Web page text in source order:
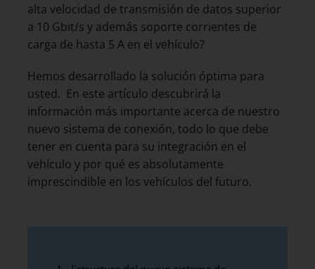
alta velocidad de transmisión de datos superior
a 10 Gbit/s y además soporte corrientes de
carga de hasta 5 A en el vehículo?
Hemos desarrollado la solución óptima para
usted. En este artículo descubrirá la
información más importante acerca de nuestro
nuevo sistema de conexión, todo lo que debe
tener en cuenta para su integración en el
vehículo y por qué es absolutamente
imprescindible en los vehículos del futuro.